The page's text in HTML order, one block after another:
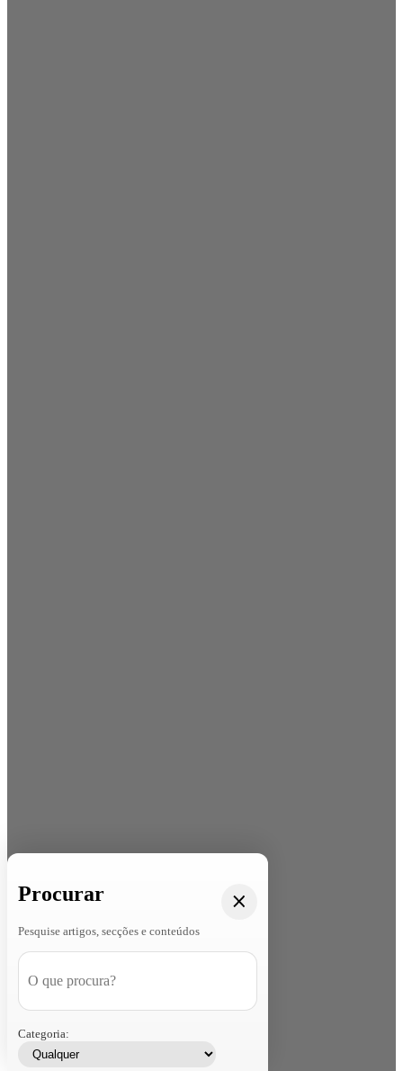
Procurar
Pesquise artigos, secções e conteúdos
Categoria: